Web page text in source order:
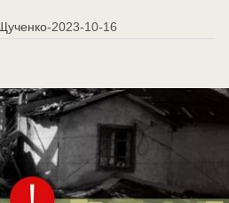
-2023-10-16